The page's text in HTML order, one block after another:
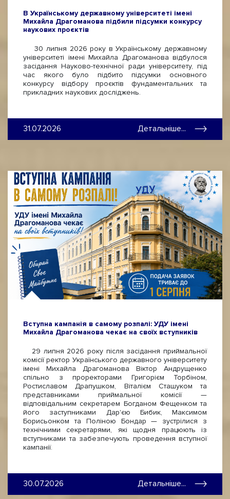
В Українському державному університеті імені
Михайла Драгоманова підбили підсумки конкурсу
наукових проєктів
30 липня 2026 року в Українському державному
університеті імені Михайла Драгоманова відбулося
засідання Науково-технічної ради університету, під
час якого було підбито підсумки основного
конкурсу відбору проєктів фундаментальних та
прикладних наукових досліджень.
31.07.2026 Детальніше...
Вступна кампанія в самому розпалі: УДУ імені
Михайла Драгоманова чекає на своїх вступників
29 липня 2026 року після засідання приймальної
комісії ректор Українського державного університету
імені Михайла Драгоманова Віктор Андрущенко
спільно з проректорами Григорієм Торбіном,
Ростиславом Драпушком, Віталієм Сташуком та
представниками приймальної комісії —
відповідальним секретарем Богданом Фещенком та
його заступниками Дар'єю Бибик, Максимом
Борисьонком та Поліною Бондар — зустрілися з
технічними секретарями, які щодня працюють із
вступниками та забезпечують проведення вступної
кампанії.
30.07.2026 Детальніше...